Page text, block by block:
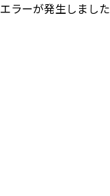
エラーが発生しました